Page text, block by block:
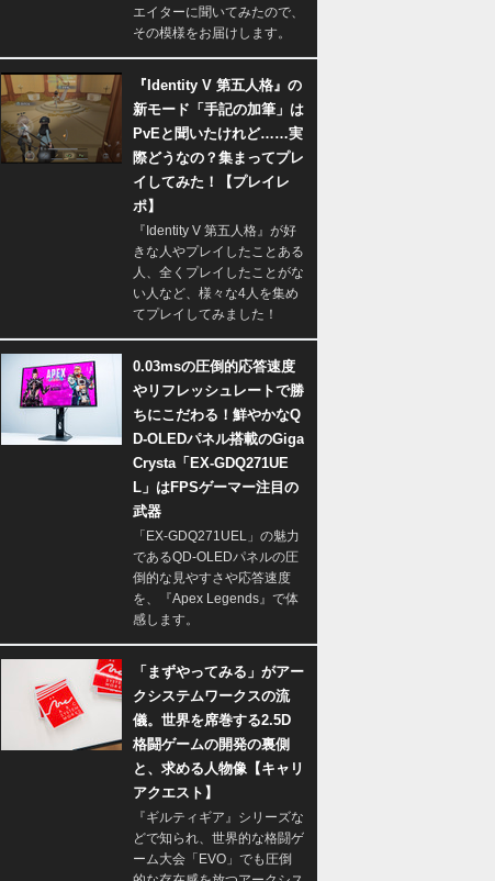
エイターに聞いてみたので、
その模様をお届けします。
『Identity V 第五人格』の
新モード「手記の加筆」は
PvEと聞いたけれど……実
際どうなの？集まってプレ
イしてみた！【プレイレ
ポ】
『Identity V 第五人格』が好
きな人やプレイしたことある
人、全くプレイしたことがな
い人など、様々な4人を集め
てプレイしてみました！
0.03msの圧倒的応答速度
やリフレッシュレートで勝
ちにこだわる！鮮やかなQ
D-OLEDパネル搭載のGiga
Crysta「EX-GDQ271UE
L」はFPSゲーマー注目の
武器
「EX-GDQ271UEL」の魅力
であるQD-OLEDパネルの圧
倒的な見やすさや応答速度
を、『Apex Legends』で体
感します。
「まずやってみる」がアー
クシステムワークスの流
儀。世界を席巻する2.5D
格闘ゲームの開発の裏側
と、求める人物像【キャリ
アクエスト】
『ギルティギア』シリーズな
どで知られ、世界的な格闘ゲ
ーム大会「EVO」でも圧倒